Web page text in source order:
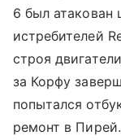
6 был атакован
истребителей
строя
за Корфу
попытался
ремонт в